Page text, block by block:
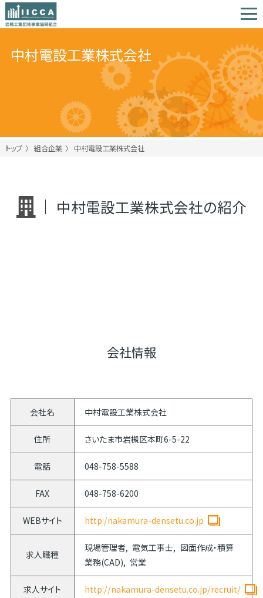
中村電設工業株式会社
トップ 組合企業 中村電設工業株式会社
中村電設工業株式会社の紹介
会社情報
会社名 中村電設工業株式会社
住所 さいたま市岩槻区本町6-5-22
電話 048-758-5588
FAX 048-758-6200
WEBサイト http:/nakamura-densetu.co.jp
求人職種
現場管理者 電気工事士
図面作成・積算
業務(CAD)
営業
求人サイト http://nakamura-densetu.co.jp/recruit/